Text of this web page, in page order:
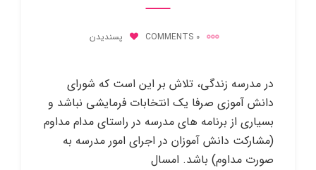
0 COMMENTS پسندیدن
در مدرسه زندگی، تلاش بر این است که شورای
دانش آموزی صرفا یک انتخابات فرمایشی نباشد و
بسیاری از برنامه های مدرسه در راستای مدام مداوم
(مشارکت دانش آموزان در اجرای امور مدرسه به
صورت مداوم) باشد. امسال